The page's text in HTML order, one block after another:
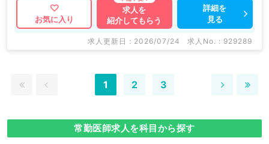
お気に入り
求人を
紹介してもらう
詳細を
見る
求人更新日 : 2026/07/24 求人No. : 929289
1 2 3
常勤医師求人を科目から探す